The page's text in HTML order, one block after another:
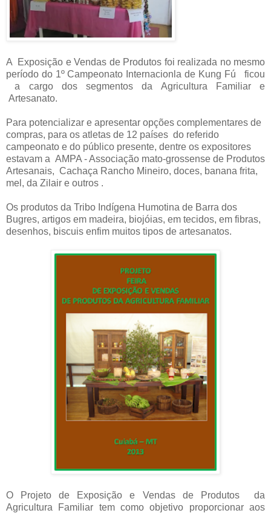
A Exposição e Vendas de Produtos foi realizada no mesmo
período do 1º Campeonato Internacionla de Kung Fú ficou
a cargo dos segmentos da Agricultura Familiar e
Artesanato.
Para potencializar e apresentar opções complementares de
compras, para os atletas de 12 países do referido
campeonato e do público presente, dentre os expositores
estavam a AMPA - Associação mato-grossense de Produtos
Artesanais, Cachaça Rancho Mineiro, doces, banana frita,
mel, da Zilair e outros .
Os produtos da Tribo Indígena Humotina de Barra dos
Bugres, artigos em madeira, biojóias, em tecidos, em fibras,
desenhos, biscuis enfim muitos tipos de artesanatos.
O Projeto de Exposição e Vendas de Produtos da
Agricultura Familiar tem como objetivo proporcionar aos